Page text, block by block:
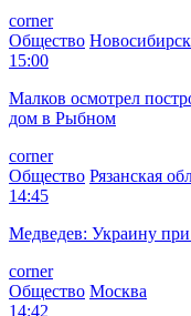
corner
Общество
15:00
Малков осмотрел
дом в Рыбном
corner
Общество Рязанская
14:45
Медведев: Украину
corner
Общество Москва
14:42